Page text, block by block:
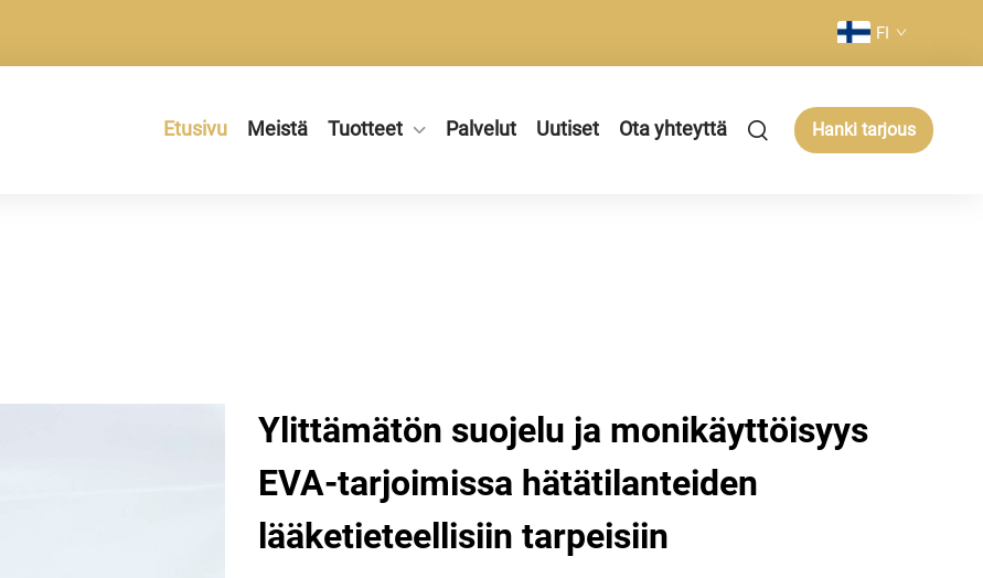
FI
Etusivu Meistä Tuotteet Palvelut Uutiset Ota yhteyttä Hanki tarjous
Ylittämätön suojelu ja monikäyttöisyys
EVA-tarjoimissa hätätilanteiden
lääketieteellisiin tarpeisiin